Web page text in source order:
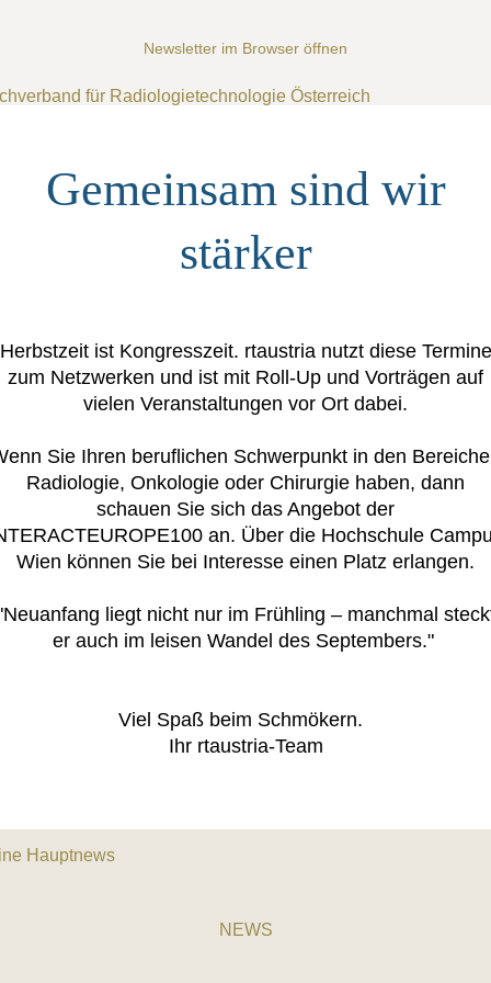
Newsletter im Browser öffnen
Gemeinsam sind wir
stärker
Herbstzeit ist Kongresszeit. rtaustria nutzt diese Termine
zum Netzwerken und ist mit Roll-Up und Vorträgen auf
vielen Veranstaltungen vor Ort dabei.
Sie Ihren beruflichen Schwerpunkt in den
Radiologie, Onkologie oder Chirurgie haben, dann
schauen Sie sich das Angebot der
an. Über die Hochschule
Wien können Sie bei Interesse einen Platz erlangen.
liegt nicht nur im Frühling – manchmal
er auch im leisen Wandel des Septembers."
Viel Spaß beim Schmökern.
Ihr rtaustria-Team
NEWS